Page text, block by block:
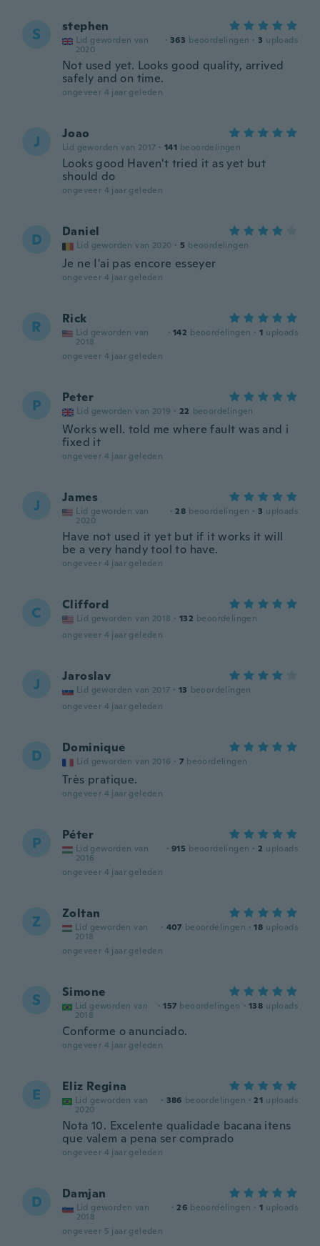
S stephen
Lid geworden van
2020
· 363 beoordelingen · 3 uploads
Not used yet. Looks good quality, arrived
safely and on time.
ongeveer 4 jaar geleden
J Joao
Lid geworden van 2017 · 141 beoordelingen
Looks good Haven't tried it as yet but
should do
ongeveer 4 jaar geleden
D Daniel
Lid geworden van 2020 · 5 beoordelingen
Je ne I'ai pas encore esseyer
ongeveer 4 jaar geleden
R Rick
Lid geworden van
2018
· 142 beoordelingen · 1 uploads
ongeveer 4 jaar geleden
P Peter
Lid geworden van 2019 · 22 beoordelingen
Works well. told me where fault was and i
fixed it
ongeveer 4 jaar geleden
J James
Lid geworden van
2020
· 28 beoordelingen · 3 uploads
Have not used it yet but if it works it will
be a very handy tool to have.
ongeveer 4 jaar geleden
C Clifford
Lid geworden van 2018 · 132 beoordelingen
ongeveer 4 jaar geleden
J Jaroslav
Lid geworden van 2017 · 13 beoordelingen
ongeveer 4 jaar geleden
D Dominique
Lid geworden van 2016 · 7 beoordelingen
Très pratique.
ongeveer 4 jaar geleden
P Péter
Lid geworden van
2016
· 915 beoordelingen · 2 uploads
ongeveer 4 jaar geleden
Z Zoltan
Lid geworden van
2018
· 407 beoordelingen · 18 uploads
ongeveer 4 jaar geleden
S Simone
Lid geworden van
2018
· 157 beoordelingen · 138 uploads
Conforme o anunciado.
ongeveer 4 jaar geleden
E Eliz Regina
Lid geworden van
2020
· 386 beoordelingen · 21 uploads
Nota 10. Excelente qualidade bacana itens
que valem a pena ser comprado
ongeveer 4 jaar geleden
D Damjan
Lid geworden van
2018
· 26 beoordelingen · 1 uploads
ongeveer 5 jaar geleden